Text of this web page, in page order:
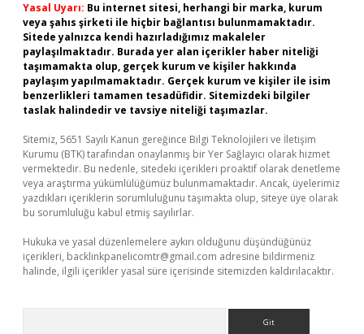
Yasal Uyarı: Bu internet sitesi, herhangi bir marka, kurum
veya şahıs şirketi ile hiçbir bağlantısı bulunmamaktadır.
Sitede yalnızca kendi hazırladığımız makaleler
paylaşılmaktadır. Burada yer alan içerikler haber niteliği
taşımamakta olup, gerçek kurum ve kişiler hakkında
paylaşım yapılmamaktadır. Gerçek kurum ve kişiler ile isim
benzerlikleri tamamen tesadüfidir. Sitemizdeki bilgiler
taslak halindedir ve tavsiye niteliği taşımazlar.
Sitemiz, 5651 Sayılı Kanun gereğince Bilgi Teknolojileri ve İletişim
Kurumu (BTK) tarafından onaylanmış bir Yer Sağlayıcı olarak hizmet
vermektedir. Bu nedenle, sitedeki içerikleri proaktif olarak denetleme
veya araştırma yükümlülüğümüz bulunmamaktadır. Ancak, üyelerimiz
yazdıkları içeriklerin sorumluluğunu taşımakta olup, siteye üye olarak
bu sorumluluğu kabul etmiş sayılırlar.
Hukuka ve yasal düzenlemelere aykırı olduğunu düşündüğünüz
içerikleri, backlinkpanelicomtr@gmail.com adresine bildirmeniz
halinde, ilgili içerikler yasal süre içerisinde sitemizden kaldırılacaktır.